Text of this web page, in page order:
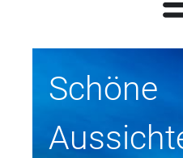
Schöne